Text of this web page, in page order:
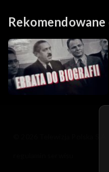
Rekomendowane